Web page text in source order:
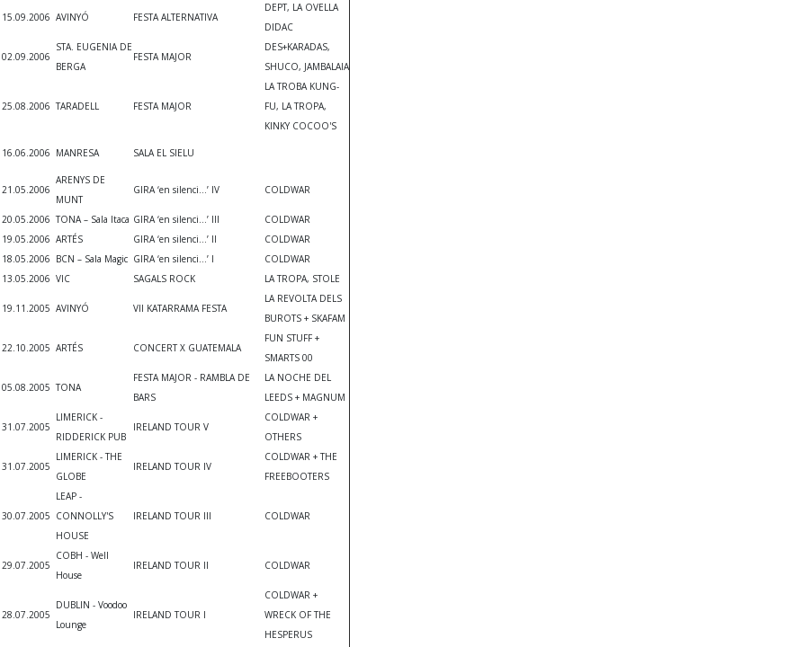
15.09.2006 AVINYÓ FESTA ALTERNATIVA
DEPT, LA OVELLA
DIDAC
02.09.2006
STA. EUGENIA DE
BERGA
FESTA MAJOR
DES+KARADAS,
SHUCO, JAMBALAIA
25.08.2006 TARADELL FESTA MAJOR
LA TROBA KUNG-
FU, LA TROPA,
KINKY COCOO'S
16.06.2006 MANRESA SALA EL SIELU
21.05.2006
ARENYS DE
MUNT
GIRA ‘en silenci...’ IV COLDWAR
20.05.2006 TONA – Sala Itaca GIRA ‘en silenci...’ III
COLDWAR
19.05.2006 ARTÉS GIRA ‘en silenci...’ II
COLDWAR
18.05.2006 BCN – Sala Magic GIRA ‘en silenci...’ I
COLDWAR
13.05.2006 VIC SAGALS ROCK LA TROPA, STOLE
19.11.2005 AVINYÓ VII KATARRAMA FESTA
LA REVOLTA DELS
BUROTS + SKAFAM
22.10.2005 ARTÉS CONCERT X GUATEMALA
FUN STUFF +
SMARTS 00
05.08.2005 TONA
FESTA MAJOR - RAMBLA DE
BARS
LA NOCHE DEL
LEEDS + MAGNUM
31.07.2005
LIMERICK -
RIDDERICK PUB
IRELAND TOUR V
COLDWAR +
OTHERS
31.07.2005
LIMERICK - THE
GLOBE
IRELAND TOUR IV
COLDWAR + THE
FREEBOOTERS
30.07.2005
LEAP -
CONNOLLY'S
HOUSE
IRELAND TOUR III COLDWAR
29.07.2005
COBH - Well
House
IRELAND TOUR II COLDWAR
28.07.2005
DUBLIN - Voodoo
Lounge
IRELAND TOUR I
COLDWAR +
WRECK OF THE
HESPERUS